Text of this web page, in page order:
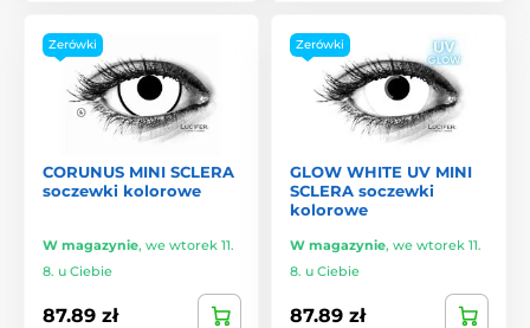
Zerówki
CORUNUS MINI SCLERA
soczewki kolorowe
W magazynie, we wtorek 11.
8. u Ciebie
87.89 zł
Zerówki
GLOW WHITE UV MINI
SCLERA soczewki
kolorowe
W magazynie, we wtorek 11.
8. u Ciebie
87.89 zł